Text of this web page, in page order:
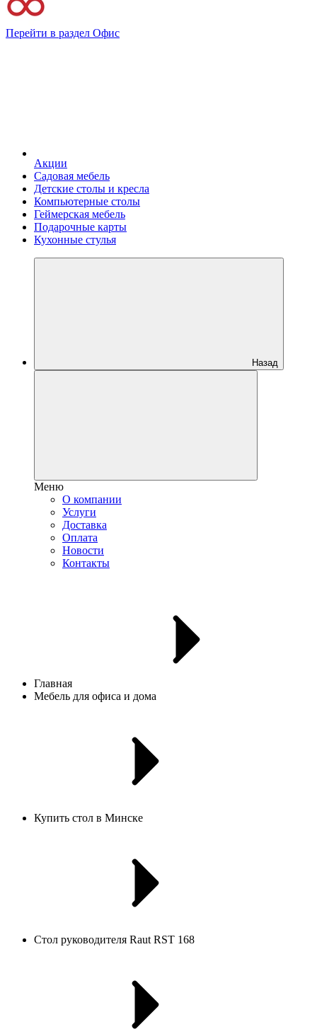
Перейти в раздел Офис
Акции
Садовая мебель
Детские столы и кресла
Компьютерные столы
Геймерская мебель
Подарочные карты
Кухонные стулья
Назад
Меню
О компании
Услуги
Доставка
Оплата
Новости
Контакты
Главная
Мебель для офиса и дома
Купить стол в Минске
Стол руководителя Raut RST 168